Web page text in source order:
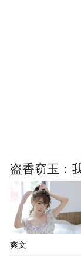
盗香窃玉：
爽文